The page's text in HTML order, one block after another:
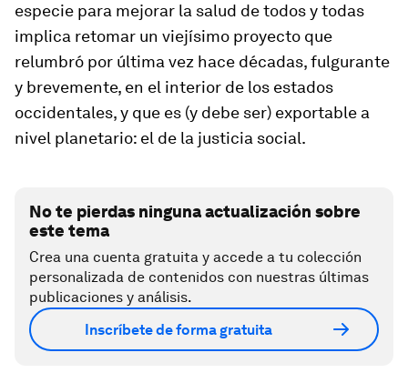
especie para mejorar la salud de todos y todas
implica retomar un viejísimo proyecto que
relumbró por última vez hace décadas, fulgurante
y brevemente, en el interior de los estados
occidentales, y que es (y debe ser) exportable a
nivel planetario: el de la justicia social.
No te pierdas ninguna actualización sobre
este tema
Crea una cuenta gratuita y accede a tu colección
personalizada de contenidos con nuestras últimas
publicaciones y análisis.
Inscríbete de forma gratuita